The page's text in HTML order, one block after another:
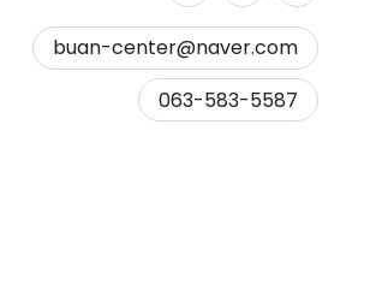
buan-center@naver.com
Copy to clipboard
Copied !
063-583-5587